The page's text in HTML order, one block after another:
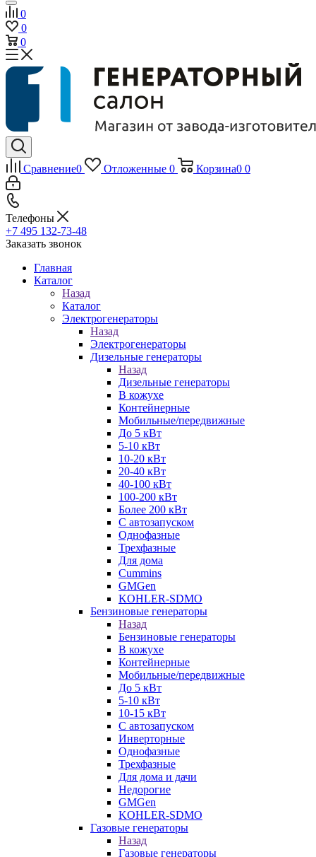
0
0
0
Сравнение0 Отложенные 0 Корзина0 0
Телефоны
+7 495 132-73-48
Заказать звонок
Главная
Каталог
Назад
Каталог
Электрогенераторы
Назад
Электрогенераторы
Дизельные генераторы
Назад
Дизельные генераторы
В кожухе
Контейнерные
Мобильные/передвижные
До 5 кВт
5-10 кВт
10-20 кВт
20-40 кВт
40-100 кВт
100-200 кВт
Более 200 кВт
С автозапуском
Однофазные
Трехфазные
Для дома
Cummins
GMGen
KOHLER-SDMO
Бензиновые генераторы
Назад
Бензиновые генераторы
В кожухе
Контейнерные
Мобильные/передвижные
До 5 кВт
5-10 кВт
10-15 кВт
С автозапуском
Инверторные
Однофазные
Трехфазные
Для дома и дачи
Недорогие
GMGen
KOHLER-SDMO
Газовые генераторы
Назад
Газовые генераторы